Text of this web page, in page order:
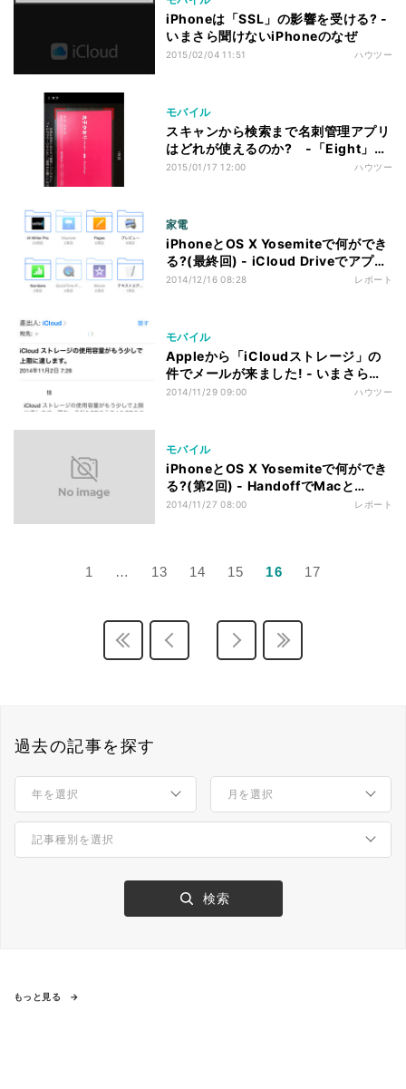
iPhoneは「SSL」の影響を受ける? -
いまさら聞けないiPhoneのなぜ
2015/02/04 11:51 ハウツー
モバイル
スキャンから検索まで名刺管理アプリ
はどれが使えるのか? -「Eight」
「CamCard」「Evernote」を比較
2015/01/17 12:00 ハウツー
家電
iPhoneとOS X Yosemiteで何ができ
る?(最終回) - iCloud Driveでアプリ
の中身の書類が見える
2014/12/16 08:28 レポート
モバイル
Appleから「iCloudストレージ」の
件でメールが来ました! - いまさら聞
けないiPhoneのなぜ
2014/11/29 09:00 ハウツー
モバイル
iPhoneとOS X Yosemiteで何ができ
る?(第2回) - HandoffでMacと
iPhoneの連続性を作り出す
2014/11/27 08:00 レポート
1 … 13 14 15 16 17
過去の記事を探す
もっと見る